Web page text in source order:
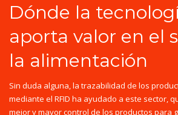
Dónde la
aporta valor en el
la alimentación
Sin duda alguna, la trazabilidad de los
mediante el RFID ha ayudado a este sector,
mejor y mayor control de los productos para